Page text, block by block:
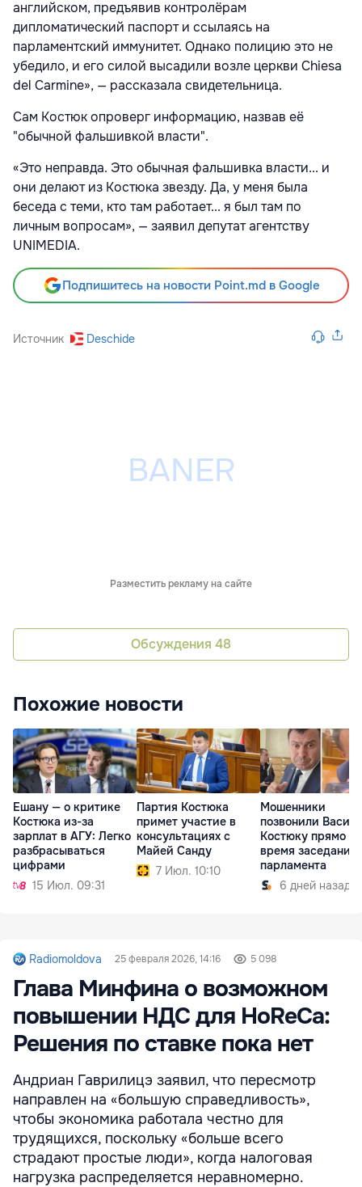
английском, предъявив контролёрам
дипломатический паспорт и ссылаясь на
парламентский иммунитет. Однако полицию это не
убедило, и его силой высадили возле церкви Chiesa
del Carmine», — рассказала свидетельница.
Сам Костюк опроверг информацию, назвав её
"обычной фальшивкой власти".
«Это неправда. Это обычная фальшивка власти... и
они делают из Костюка звезду. Да, у меня была
беседа с теми, кто там работает... я был там по
личным вопросам», — заявил депутат агентству
UNIMEDIA.
Подпишитесь на новости Point.md в Google
Источник Deschide
Разместить рекламу на сайте
Обсуждения 48
Похожие новости
Ешану — о критике
Костюка из-за
зарплат в АГУ: Легко
разбрасываться
цифрами
15 Июл. 09:31
Партия Костюка
примет участие в
консультациях с
Майей Санду
7 Июл. 10:10
Мошенники
позвонили Василе
Костюку прямо во
время заседания
парламента
6 дней назад
Radiomoldova 25 февраля 2026, 14:16 5 098
Глава Минфина о возможном
повышении НДС для HoReCa:
Решения по ставке пока нет
Андриан Гаврилицэ заявил, что пересмотр
направлен на «большую справедливость»,
чтобы экономика работала честно для
трудящихся, поскольку «больше всего
страдают простые люди», когда налоговая
нагрузка распределяется неравномерно.